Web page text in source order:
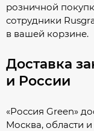
розничной
сотрудники
в вашей корзине.
Доставка
и России
«Россия Green»
Москва, области